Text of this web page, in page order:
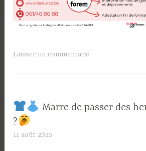
Laisser un commentaire
Marre de passer des
?​
11 août 2025